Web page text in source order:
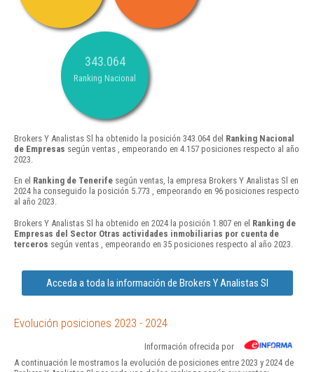
343.064
Ranking Nacional
Brokers Y Analistas Sl ha obtenido la posición 343.064 del Ranking Nacional
de Empresas según ventas , empeorando en 4.157 posiciones respecto al año
2023.
En el Ranking de Tenerife según ventas, la empresa Brokers Y Analistas Sl en
2024 ha conseguido la posición 5.773 , empeorando en 96 posiciones respecto
al año 2023.
Brokers Y Analistas Sl ha obtenido en 2024 la posición 1.807 en el Ranking de
Empresas del Sector Otras actividades inmobiliarias por cuenta de
terceros según ventas , empeorando en 35 posiciones respecto al año 2023.
Acceda a toda la información de Brokers Y Analistas Sl
Evolución posiciones 2023 - 2024
Información ofrecida por
A continuación le mostramos la evolución de posiciones entre 2023 y 2024 de